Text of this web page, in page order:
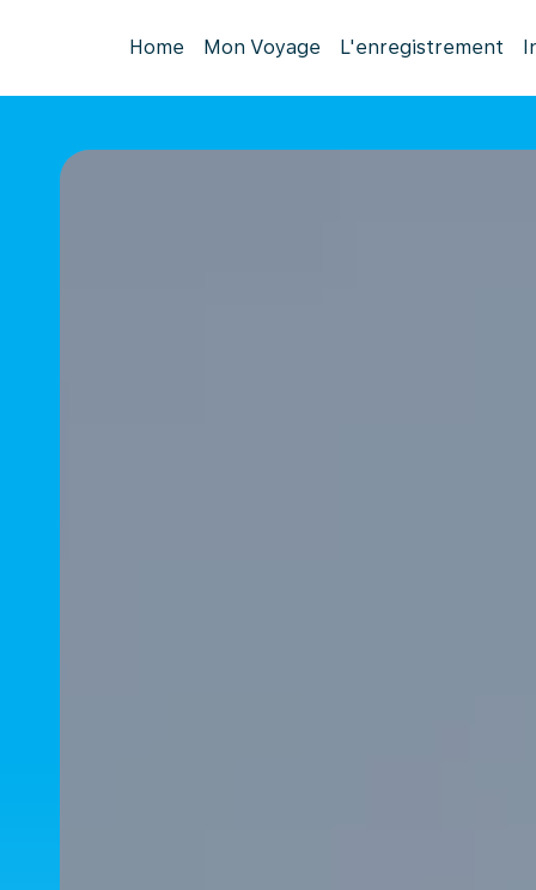
Home Mon Voyage L'enregistrement